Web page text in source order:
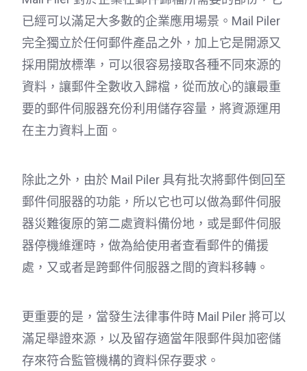
已經可以滿足大多數的企業應用場景。Mail Piler
完全獨立於任何郵件產品之外，加上它是開源又
採用開放標準，可以很容易接取各種不同來源的
資料，讓郵件全數收入歸檔，從而放心的讓最重
要的郵件伺服器充份利用儲存容量，將資源運用
在主力資料上面。
除此之外，由於 Mail Piler 具有批次將郵件倒回至
郵件伺服器的功能，所以它也可以做為郵件伺服
器災難復原的第二處資料備份地，或是郵件伺服
器停機維運時，做為給使用者查看郵件的備援
處，又或者是跨郵件伺服器之間的資料移轉。
更重要的是，當發生法律事件時 Mail Piler 將可以
滿足舉證來源，以及留存適當年限郵件與加密儲
存來符合監管機構的資料保存要求。